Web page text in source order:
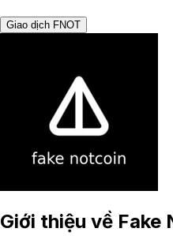
Giao dịch FNOT
Giới thiệu về Fake